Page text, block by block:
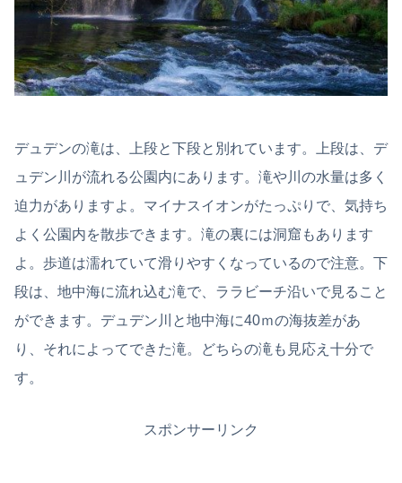
デュデンの滝は、上段と下段と別れています。上段は、デ
ュデン川が流れる公園内にあります。滝や川の水量は多く
迫力がありますよ。マイナスイオンがたっぷりで、気持ち
よく公園内を散歩できます。滝の裏には洞窟もあります
よ。歩道は濡れていて滑りやすくなっているので注意。下
段は、地中海に流れ込む滝で、ララビーチ沿いで見ること
ができます。デュデン川と地中海に40ｍの海抜差があ
り、それによってできた滝。どちらの滝も見応え十分で
す。
スポンサーリンク